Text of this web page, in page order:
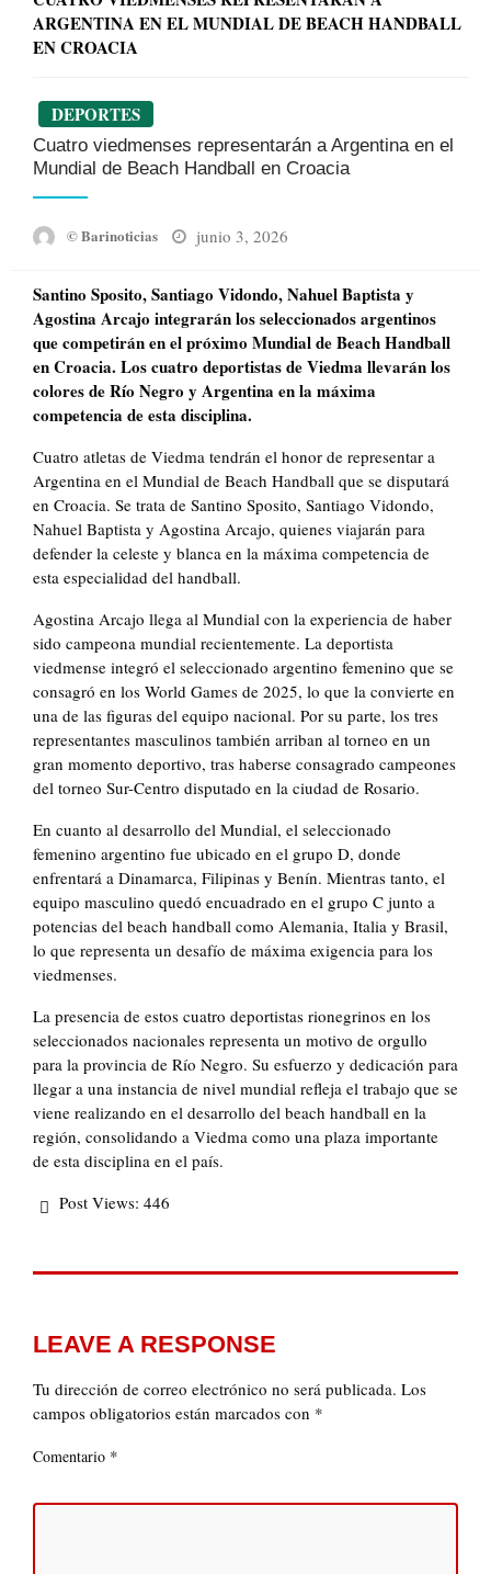
ARGENTINA EN EL MUNDIAL DE BEACH HANDBALL
EN CROACIA
DEPORTES
Cuatro viedmenses representarán a Argentina en el
Mundial de Beach Handball en Croacia
© Barinoticias
Posted
junio 3, 2026
Santino Sposito, Santiago Vidondo, Nahuel Baptista y
Agostina Arcajo integrarán los seleccionados argentinos
que competirán en el próximo Mundial de Beach Handball
en Croacia. Los cuatro deportistas de Viedma llevarán los
colores de Río Negro y Argentina en la máxima
competencia de esta disciplina.
Cuatro atletas de Viedma tendrán el honor de representar a
Argentina en el Mundial de Beach Handball que se disputará
en Croacia. Se trata de Santino Sposito, Santiago Vidondo,
Nahuel Baptista y Agostina Arcajo, quienes viajarán para
defender la celeste y blanca en la máxima competencia de
esta especialidad del handball.
Agostina Arcajo llega al Mundial con la experiencia de haber
sido campeona mundial recientemente. La deportista
viedmense integró el seleccionado argentino femenino que se
consagró en los World Games de 2025, lo que la convierte en
una de las figuras del equipo nacional. Por su parte, los tres
representantes masculinos también arriban al torneo en un
gran momento deportivo, tras haberse consagrado campeones
del torneo Sur-Centro disputado en la ciudad de Rosario.
En cuanto al desarrollo del Mundial, el seleccionado
femenino argentino fue ubicado en el grupo D, donde
enfrentará a Dinamarca, Filipinas y Benín. Mientras tanto, el
equipo masculino quedó encuadrado en el grupo C junto a
potencias del beach handball como Alemania, Italia y Brasil,
lo que representa un desafío de máxima exigencia para los
viedmenses.
La presencia de estos cuatro deportistas rionegrinos en los
seleccionados nacionales representa un motivo de orgullo
para la provincia de Río Negro. Su esfuerzo y dedicación para
llegar a una instancia de nivel mundial refleja el trabajo que se
viene realizando en el desarrollo del beach handball en la
región, consolidando a Viedma como una plaza importante
de esta disciplina en el país.
Post Views: 446
LEAVE A RESPONSE
Tu dirección de correo electrónico no será publicada. Los
campos obligatorios están marcados con *
Comentario *